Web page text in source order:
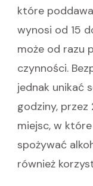
które
wynosi od 15
może od razu
czynności.
jednak unikać
godziny,
miejsc, w
spożywać
również